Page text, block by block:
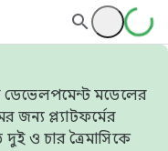
ডেভেলপমেন্ট মডেলের
জন্য প্ল্যাটফর্মের
দুই ও চার ত্রৈমাসিকে